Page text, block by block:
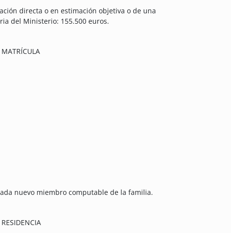
directa o en estimación objetiva o de una
del Ministerio: 155.500 euros.
nuevo miembro computable de la familia.